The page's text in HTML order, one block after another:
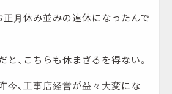
正月休み並みの連休になったんで
、こちらも休まざるを得ない。
今、工事店経営が益々大変にな